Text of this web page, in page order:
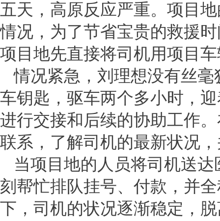
五天，高原反应严重。项目
情况，为了节省宝贵的救援
项目地先直接将司机用项目
情况紧急，刘理想没有丝
车钥匙，驱车两个多小时，
进行交接和后续的协助工作
联系，了解司机的最新状况
当项目地的人员将司机送
刻帮忙排队挂号、付款，并
下，司机的状况逐渐稳定，